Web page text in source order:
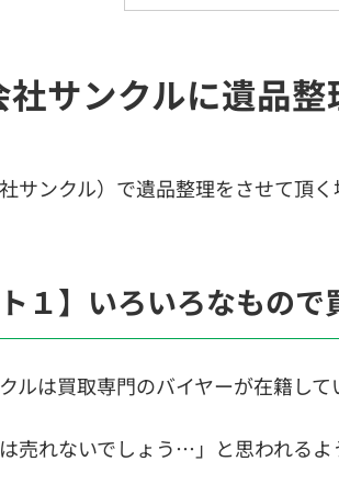
サンクルに遺品整
サンクル）で遺品整理をさせて頂
ト１】いろいろなもの
ルは買取専門のバイヤーが在籍して
は売れないでしょう…」と思われる